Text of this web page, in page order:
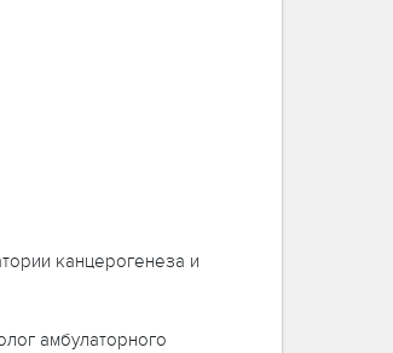
канцерогенеза и
амбулаторного